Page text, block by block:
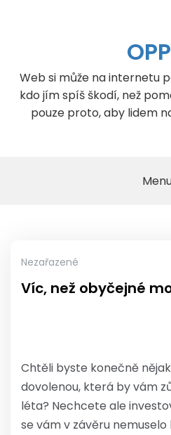
Web si může na internetu
kdo jím spíš škodí, než
pouze proto, aby lidem
Nezařazené
Víc, než obyčejné
Chtěli byste konečně
dovolenou, která by vám
léta? Nechcete ale
se vám v závěru